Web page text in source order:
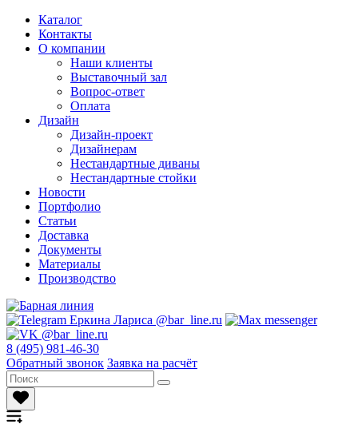
Каталог
Контакты
О компании
Наши клиенты
Выставочный зал
Вопрос-ответ
Оплата
Дизайн
Дизайн-проект
Дизайнерам
Нестандартные диваны
Нестандартные стойки
Новости
Портфолио
Статьи
Доставка
Документы
Материалы
Производство
8 (495) 981-46-30
Обратный звонок Заявка на расчёт